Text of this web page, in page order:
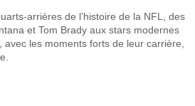
arrières de l’histoire de la NFL, des
et Tom Brady aux stars modernes
les moments forts de leur carrière,